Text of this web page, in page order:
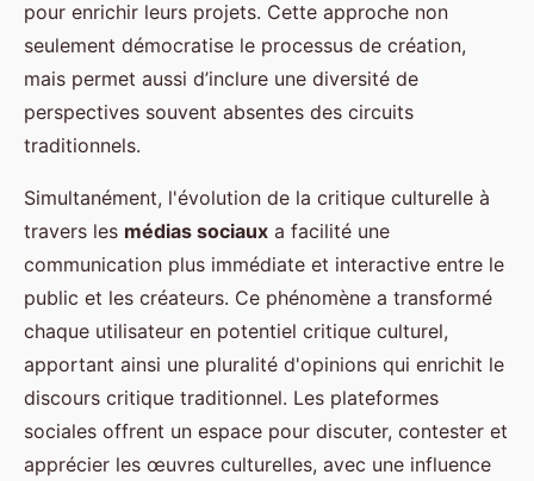
pour enrichir leurs projets. Cette approche non
seulement démocratise le processus de création,
mais permet aussi d’inclure une diversité de
perspectives souvent absentes des circuits
traditionnels.
Simultanément, l'évolution de la critique culturelle à
travers les médias sociaux a facilité une
communication plus immédiate et interactive entre le
public et les créateurs. Ce phénomène a transformé
chaque utilisateur en potentiel critique culturel,
apportant ainsi une pluralité d'opinions qui enrichit le
discours critique traditionnel. Les plateformes
sociales offrent un espace pour discuter, contester et
apprécier les œuvres culturelles, avec une influence